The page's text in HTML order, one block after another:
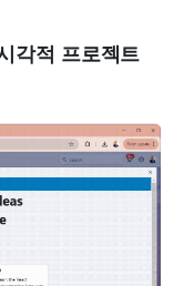
각적 프로젝트